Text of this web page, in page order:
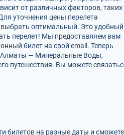
от различных факторов, таких
уточнения цены перелета
оптимальный. Это удобный
перелет! Мы предоставляем вам
билет на свой email. Теперь
Алматы — Минеральные Воды,
путешествия. Вы можете
билетов на разные даты и сможете